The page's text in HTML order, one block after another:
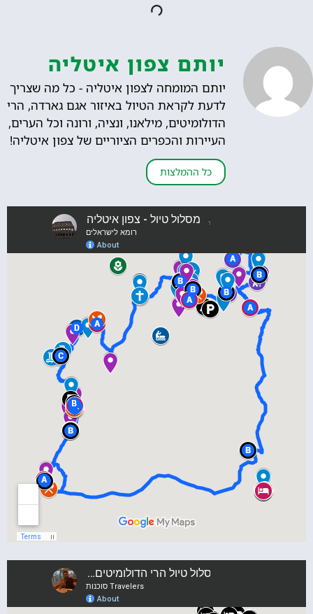
יותם צפון איטליה
יותם המומחה לצפון איטליה - כל מה שצריך
לדעת לקראת הטיול באיזור אגם גארדה, הרי
הדולומיטים, מילאנו, ונציה, ורונה וכל הערים,
העיירות והכפרים הציוריים של צפון איטליה!
כל ההמלצות